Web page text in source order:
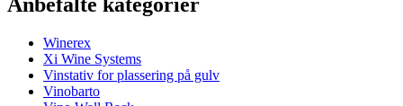
ProduktnummerHXZP204
Generell
Levering Montert
Plassering
Winerex
Xi Wine Systems
Vinstativ for plassering på gulv
Vinobarto